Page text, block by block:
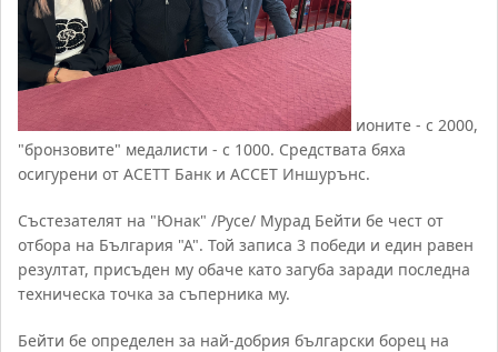
ионите - с 2000,
"бронзовите" медалисти - с 1000. Средствата бяха
осигурени от АСЕТТ Банк и АССЕТ Иншурънс.
Състезателят на "Юнак" /Русе/ Мурад Бейти бе чест от
отбора на България "А". Той записа 3 победи и един равен
резултат, присъден му обаче като загуба заради последна
техническа точка за съперника му.
Бейти бе определен за най-добрия български борец на